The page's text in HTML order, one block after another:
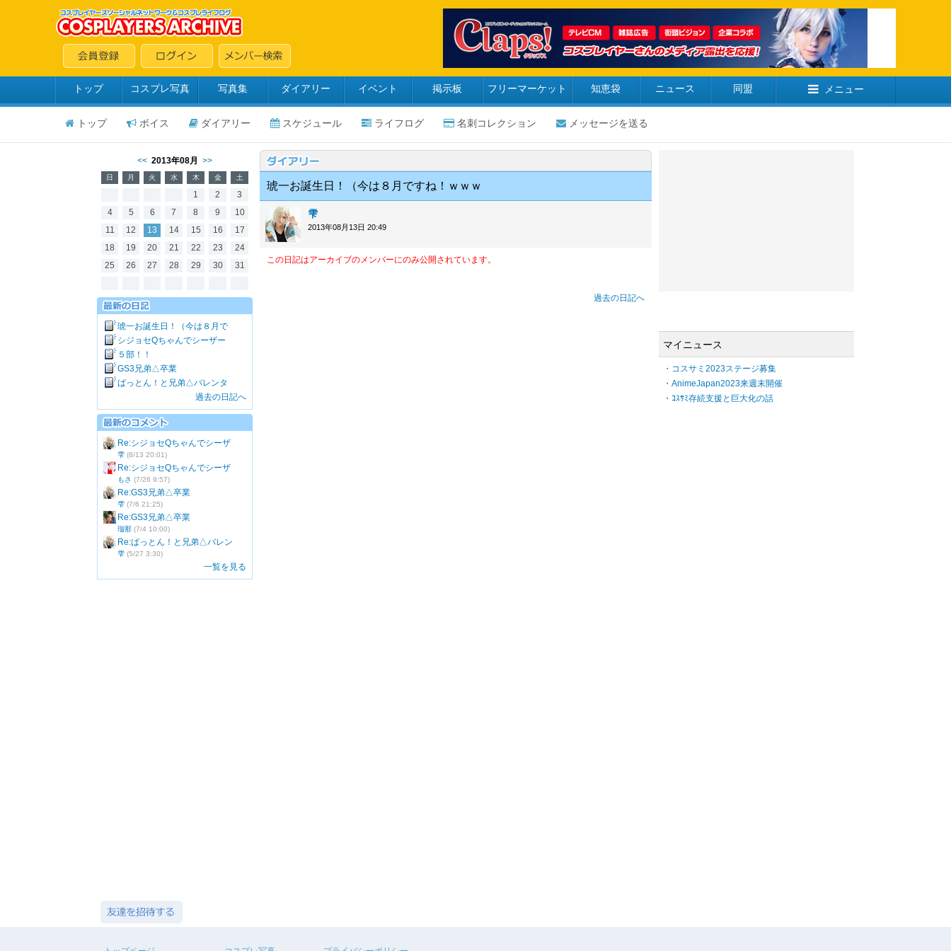
トップ コスプレ写真 写真集 ダイアリー イベント 掲示板 フリーマーケット 知恵袋 ニュース 同盟 メニュー
トップ ボイス ダイアリー スケジュール ライフログ 名刺コレクション メッセージを送る
<< 2013年08月 >>
日 月 火 水 木 金 土
1 2
3
4
5 6 7 8 9
10
11
12 13 14 15 16
17
18
19 20 21 22 23
24
25
26 27 28 29 30 31
琥一お誕生日！（今は８月で
シジョセQちゃんでシーザー
５部！！
GS3兄弟△卒業
ばっとん！と兄弟△バレンタ
過去の日記へ
Re:シジョセQちゃんでシーザ
雫 (8/13 20:01)
Re:シジョセQちゃんでシーザ
もさ (7/26 9:57)
Re:GS3兄弟△卒業
雫 (7/6 21:25)
Re:GS3兄弟△卒業
瑠那 (7/4 10:00)
Re:ばっとん！と兄弟△バレン
雫 (5/27 3:30)
一覧を見る
琥一お誕生日！（今は８月ですね！ｗｗｗ
雫
2013年08月13日 20:49
この日記はアーカイブのメンバーにのみ公開されています。
過去の日記へ
マイニュース
・コスサミ2023ステージ募集
・AnimeJapan2023来週末開催
・ｺｽｻﾐ存続支援と巨大化の話